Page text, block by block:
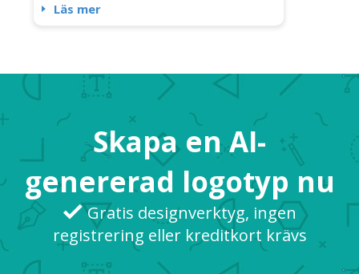
Läs mer
Skapa en AI-
genererad logotyp nu
Gratis designverktyg, ingen
registrering eller kreditkort krävs